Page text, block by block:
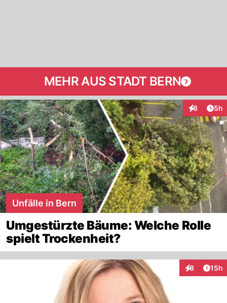
MEHR AUS STADT BERN
8 5h
Unfälle in Bern
Umgestürzte Bäume: Welche Rolle
spielt Trockenheit?
8
Interaktionen
15h